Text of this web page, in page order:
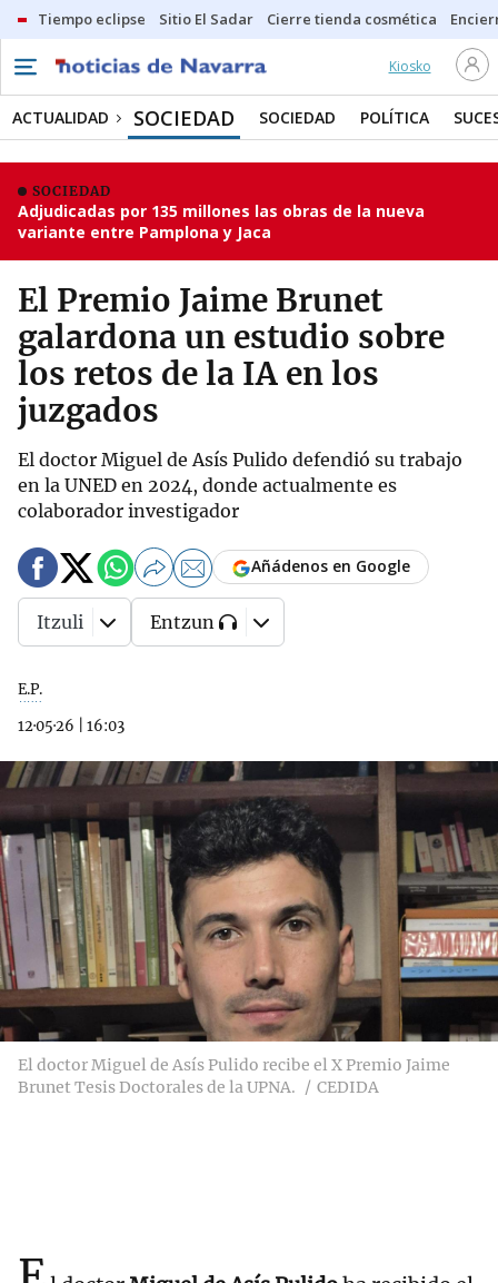
Tiempo eclipse Sitio El Sadar Cierre tienda cosmética
Kiosko
ACTUALIDAD SOCIEDAD SOCIEDAD POLÍTICA
SOCIEDAD
Adjudicadas por 135 millones las obras de la nueva
variante entre Pamplona y Jaca
El Premio Jaime Brunet
galardona un estudio sobre
los retos de la IA en los
juzgados
El doctor Miguel de Asís Pulido defendió su trabajo
en la UNED en 2024, donde actualmente es
colaborador investigador
E.P.
12·05·26
16:03
Añádenos en Google
Itzuli Entzun
El doctor Miguel de Asís Pulido recibe el X Premio Jaime
Brunet Tesis Doctorales de la UPNA.
CEDIDA